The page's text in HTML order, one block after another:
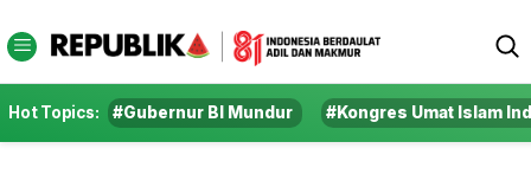
Hot Topics: #Gubernur BI Mundur #Kongres Umat Islam